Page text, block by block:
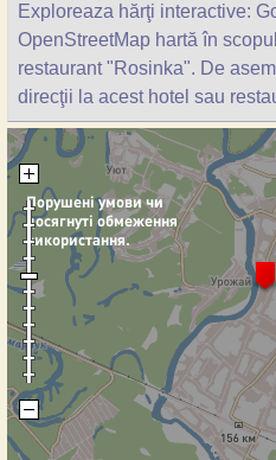
Exploreaza hărţi interactive:
OpenStreetMap hartă în
restaurant "Rosinka". De
direcţii la acest hotel sau